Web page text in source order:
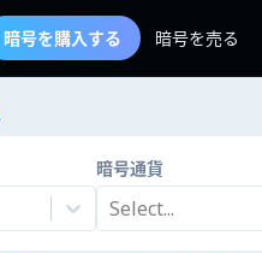
暗号を購入する 暗号を売る
暗号通貨
Select...